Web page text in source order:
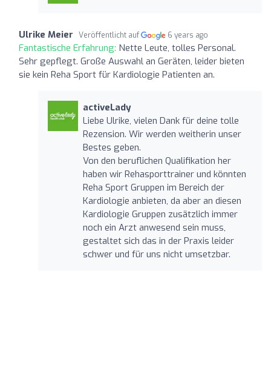
Ulrike Meier Veröffentlicht auf 6 years ago
Fantastische Erfahrung: Nette Leute, tolles Personal.
Sehr gepflegt. Große Auswahl an Geräten, leider bieten
sie kein Reha Sport für Kardiologie Patienten an.
activeLady
Liebe Ulrike, vielen Dank für deine tolle
Rezension. Wir werden weitherin unser
Bestes geben.
Von den beruflichen Qualifikation her
haben wir Rehasporttrainer und könnten
Reha Sport Gruppen im Bereich der
Kardiologie anbieten, da aber an diesen
Kardiologie Gruppen zusätzlich immer
noch ein Arzt anwesend sein muss,
gestaltet sich das in der Praxis leider
schwer und für uns nicht umsetzbar.